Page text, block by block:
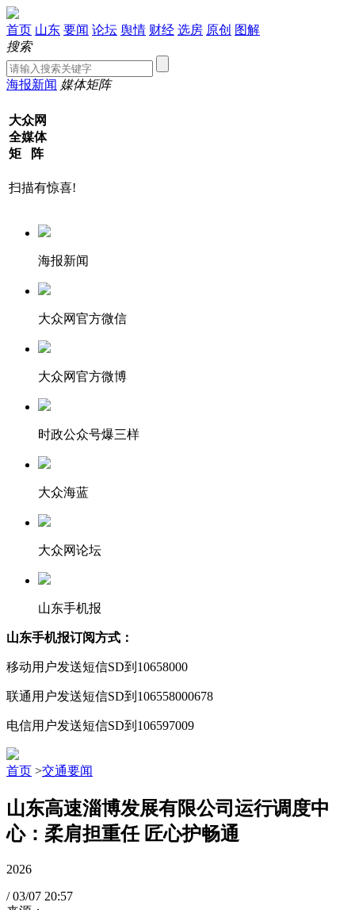
首页 山东 要闻 论坛 舆情 财经 选房 原创 图解
搜索
海报新闻 媒体矩阵
大众网
全媒体
矩 阵
扫描有惊喜!
海报新闻
大众网官方微信
大众网官方微博
时政公众号爆三样
大众海蓝
大众网论坛
山东手机报
山东手机报订阅方式：
移动用户发送短信SD到10658000
联通用户发送短信SD到106558000678
电信用户发送短信SD到106597009
首页 >交通要闻
山东高速淄博发展有限公司运行调度中
心：柔肩担重任 匠心护畅通
2026
/ 03/07 20:57